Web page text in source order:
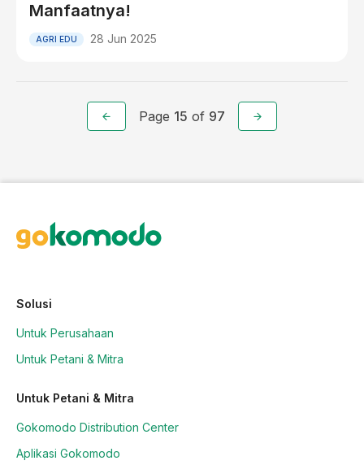
Manfaatnya!
AGRI EDU 28 Jun 2025
Page 15 of 97
Solusi
Untuk Perusahaan
Untuk Petani & Mitra
Untuk Petani & Mitra
Gokomodo Distribution Center
Aplikasi Gokomodo